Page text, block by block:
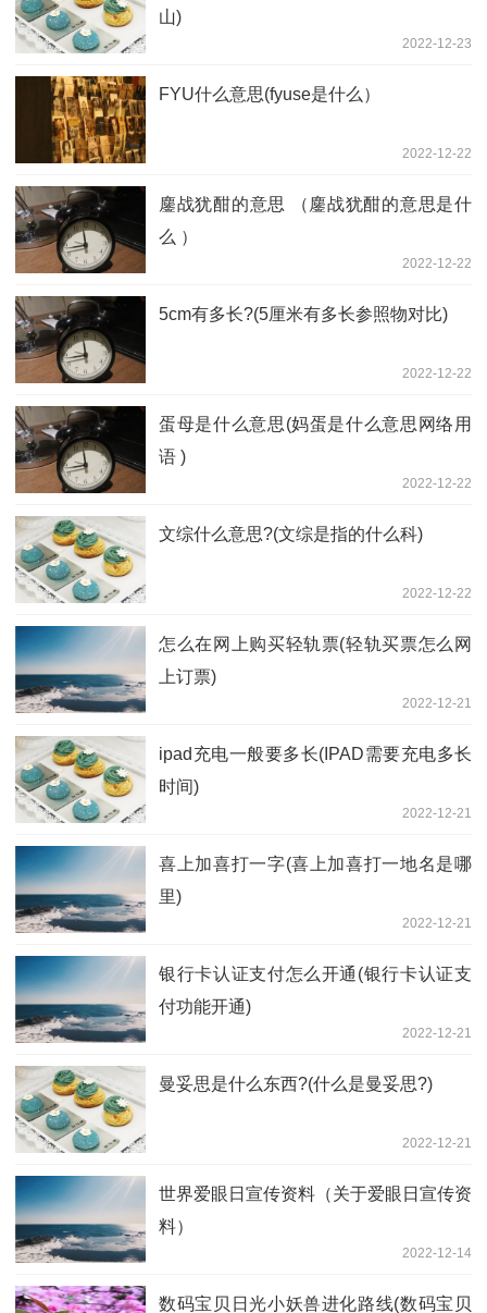
山)
2022-12-23
FYU什么意思(fyuse是什么）
2022-12-22
鏖战犹酣的意思 （鏖战犹酣的意思是什
么 ）
2022-12-22
5cm有多长?(5厘米有多长参照物对比)
2022-12-22
蛋母是什么意思(妈蛋是什么意思网络用
语 )
2022-12-22
文综什么意思?(文综是指的什么科)
2022-12-22
怎么在网上购买轻轨票(轻轨买票怎么网
上订票)
2022-12-21
ipad充电一般要多长(IPAD需要充电多长
时间)
2022-12-21
喜上加喜打一字(喜上加喜打一地名是哪
里)
2022-12-21
银行卡认证支付怎么开通(银行卡认证支
付功能开通)
2022-12-21
曼妥思是什么东西?(什么是曼妥思?)
2022-12-21
世界爱眼日宣传资料（关于爱眼日宣传资
料）
2022-12-14
数码宝贝日光小妖兽进化路线(数码宝贝